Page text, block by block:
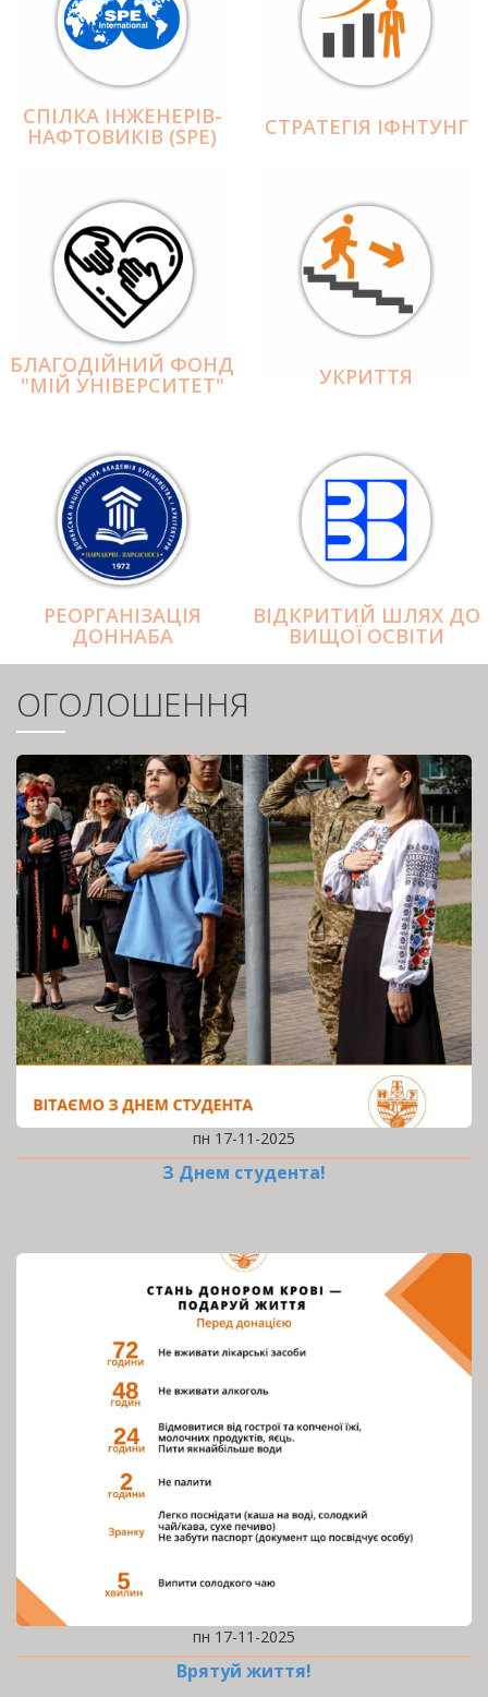
СПІЛКА ІНЖЕНЕРІВ-
НАФТОВИКІВ (SPE) СТРАТЕГІЯ ІФНТУНГ
БЛАГОДІЙНИЙ ФОНД
"МІЙ УНІВЕРСИТЕТ" УКРИТТЯ
РЕОРГАНІЗАЦІЯ
ДОННАБА
ВІДКРИТИЙ ШЛЯХ ДО
ВИЩОЇ ОСВІТИ
ОГОЛОШЕННЯ
пн 17-11-2025
З Днем студента!
пн 17-11-2025
Врятуй життя!